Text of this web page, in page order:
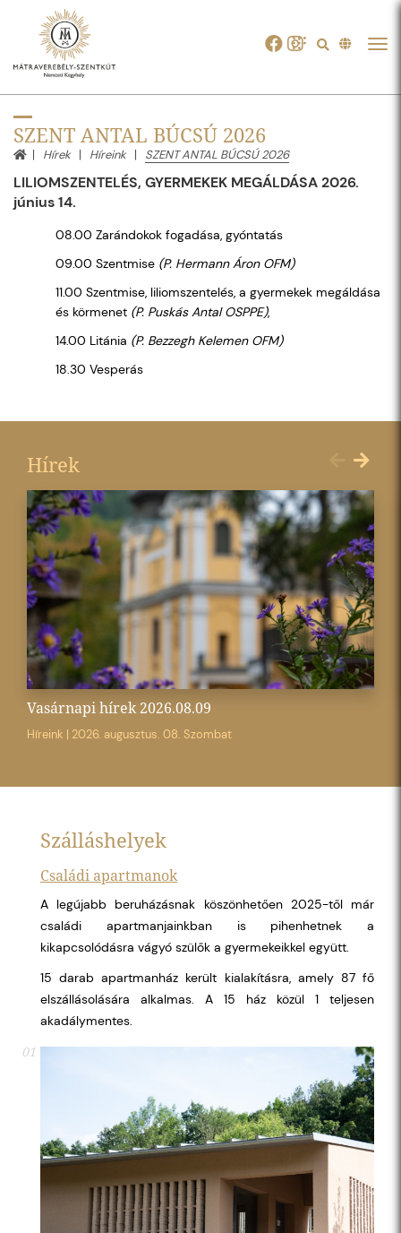
SZENT ANTAL BÚCSÚ 2026
Hírek Híreink SZENT ANTAL BÚCSÚ 2026
LILIOMSZENTELÉS, GYERMEKEK MEGÁLDÁSA 2026.
június 14.
08.00 Zarándokok fogadása, gyóntatás
09.00 Szentmise (P. Hermann Áron OFM)
11.00 Szentmise, liliomszentelés, a gyermekek megáldása
és körmenet (P. Puskás Antal OSPPE),
14.00 Litánia (P. Bezzegh Kelemen OFM)
18.30 Vesperás
Hírek
Vasárnapi hírek 2026.08.09
Híreink | 2026. augusztus. 08. Szombat
Szálláshelyek
Családi apartmanok
A legújabb beruházásnak köszönhetően 2025-től már
családi apartmanjainkban is pihenhetnek a
kikapcsolódásra vágyó szülők a gyermekeikkel együtt.
15 darab apartmanház került kialakításra, amely 87 fő
elszállásolására alkalmas. A 15 ház közül 1 teljesen
akadálymentes.
01